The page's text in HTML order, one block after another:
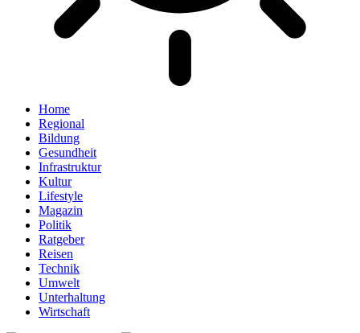
Home
Regional
Bildung
Gesundheit
Infrastruktur
Kultur
Lifestyle
Magazin
Politik
Ratgeber
Reisen
Technik
Umwelt
Unterhaltung
Wirtschaft